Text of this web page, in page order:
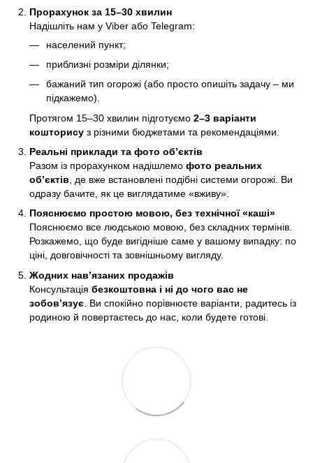
Прорахунок за 15–30 хвилин
Надішліть нам у Viber або Telegram:
населений пункт;
приблизні розміри ділянки;
бажаний тип огорожі (або просто опишіть задачу – ми
підкажемо).
Протягом 15–30 хвилин підготуємо 2–3 варіанти
кошторису з різними бюджетами та рекомендаціями.
Реальні приклади та фото об’єктів
Разом із прорахунком надішлемо фото реальних
об’єктів , де вже встановлені подібні системи огорожі. Ви
одразу бачите, як це виглядатиме «вживу».
Пояснюємо простою мовою, без технічної «каші»
Пояснюємо все людською мовою, без складних термінів.
Розкажемо, що буде вигідніше саме у вашому випадку: по
ціні, довговічності та зовнішньому вигляду.
Жодних нав’язаних продажів
Консультація безкоштовна і ні до чого вас не
зобов’язує . Ви спокійно порівнюєте варіанти, радитесь із
родиною й повертаєтесь до нас, коли будете готові.